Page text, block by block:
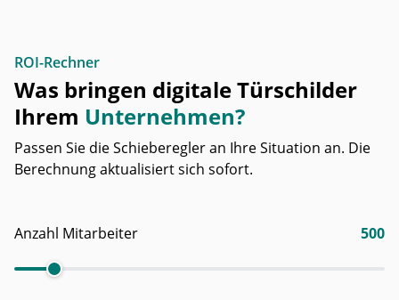
ROI-Rechner
Was bringen digitale Türschilder
Ihrem Unternehmen?
Passen Sie die Schieberegler an Ihre Situation an. Die
Berechnung aktualisiert sich sofort.
Anzahl Mitarbeiter 500